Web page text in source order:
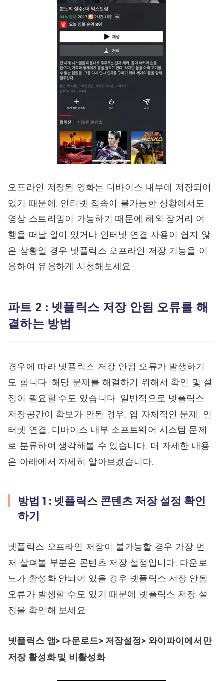
오프라인 저장된 영화는 디바이스 내부에 저장되어
있기 때문에, 인터넷 접속이 불가능한 상황에서도
영상 스트리밍이 가능하기 때문에 해외 장거리 여
행을 떠날 일이 있거나 인터넷 연결 사용이 쉽지 않
은 상황일 경우 넷플릭스 오프라인 저장 기능을 이
용하여 유용하게 시청해보세요.
파트 2 : 넷플릭스 저장 안됨 오류를 해
결하는 방법
경우에 따라 넷플릭스 저장 안됨 오류가 발생하기
도 합니다. 해당 문제를 해결하기 위해서 확인 및 설
정이 필요할 수도 있습니다. 일반적으로 넷플릭스
저장공간이 확보가 안된 경우, 앱 자체적인 문제, 인
터넷 연결, 디바이스 내부 소프트웨어 시스템 문제
로 분류하여 생각해볼 수 있습니다. 더 자세한 내용
은 아래에서 자세히 알아보겠습니다.
방법 1 : 넷플릭스 콘텐츠 저장 설정 확인
하기
넷플릭스 오프라인 저장이 불가능할 경우 가장 먼
저 살펴볼 부분은 콘텐츠 저장 설정입니다. 다운로
드가 활성화 안되어 있을 경우 넷플릭스 저장 안됨
오류가 발생할 수도 있기 때문에 넷플릭스 저장 설
정을 확인해 보세요.
넷플릭스 앱> 다운로드> 저장설정> 와이파이에서만
저장 활성화 및 비활성화